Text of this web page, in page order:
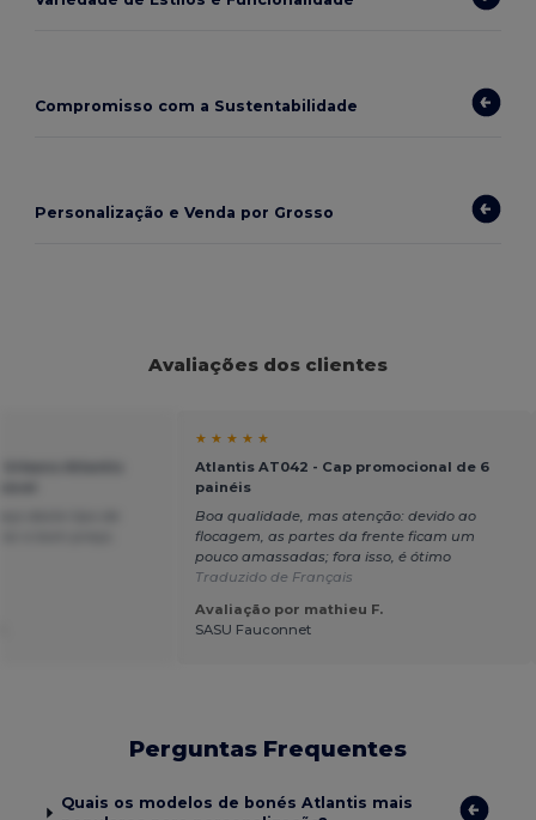
Compromisso com a Sustentabilidade
Personalização e Venda por Grosso
Avaliações dos clientes
★ ★ ★ ★ ★
Atlantis AT042 - Cap promocional de 6
painéis
Boa qualidade, mas atenção: devido ao
flocagem, as partes da frente ficam um
pouco amassadas; fora isso, é ótimo
Traduzido de Français
Avaliação por mathieu F.
SASU Fauconnet
Perguntas Frequentes
Quais os modelos de bonés Atlantis mais